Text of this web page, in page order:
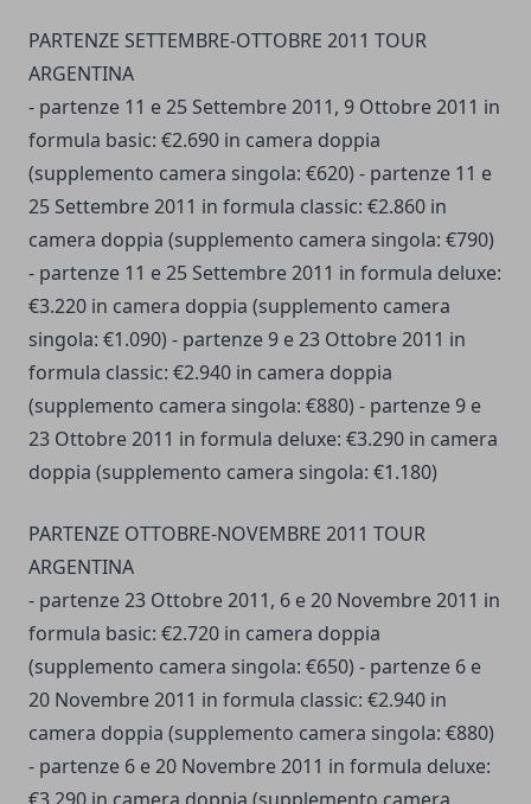
PARTENZE SETTEMBRE-OTTOBRE 2011 TOUR
ARGENTINA
- partenze 11 e 25 Settembre 2011, 9 Ottobre 2011 in
formula basic: €2.690 in camera doppia
(supplemento camera singola: €620) - partenze 11 e
25 Settembre 2011 in formula classic: €2.860 in
camera doppia (supplemento camera singola: €790)
- partenze 11 e 25 Settembre 2011 in formula deluxe:
€3.220 in camera doppia (supplemento camera
singola: €1.090) - partenze 9 e 23 Ottobre 2011 in
formula classic: €2.940 in camera doppia
(supplemento camera singola: €880) - partenze 9 e
23 Ottobre 2011 in formula deluxe: €3.290 in camera
doppia (supplemento camera singola: €1.180)
PARTENZE OTTOBRE-NOVEMBRE 2011 TOUR
ARGENTINA
- partenze 23 Ottobre 2011, 6 e 20 Novembre 2011 in
formula basic: €2.720 in camera doppia
(supplemento camera singola: €650) - partenze 6 e
20 Novembre 2011 in formula classic: €2.940 in
camera doppia (supplemento camera singola: €880)
- partenze 6 e 20 Novembre 2011 in formula deluxe:
€3.290 in camera doppia (supplemento camera